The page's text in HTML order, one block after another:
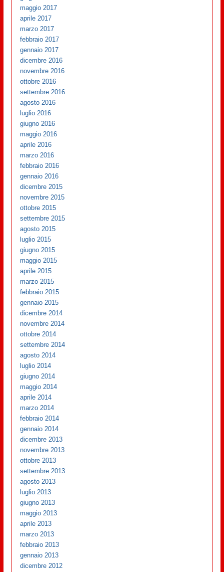
maggio 2017
aprile 2017
marzo 2017
febbraio 2017
gennaio 2017
dicembre 2016
novembre 2016
ottobre 2016
settembre 2016
agosto 2016
luglio 2016
giugno 2016
maggio 2016
aprile 2016
marzo 2016
febbraio 2016
gennaio 2016
dicembre 2015
novembre 2015
ottobre 2015
settembre 2015
agosto 2015
luglio 2015
giugno 2015
maggio 2015
aprile 2015
marzo 2015
febbraio 2015
gennaio 2015
dicembre 2014
novembre 2014
ottobre 2014
settembre 2014
agosto 2014
luglio 2014
giugno 2014
maggio 2014
aprile 2014
marzo 2014
febbraio 2014
gennaio 2014
dicembre 2013
novembre 2013
ottobre 2013
settembre 2013
agosto 2013
luglio 2013
giugno 2013
maggio 2013
aprile 2013
marzo 2013
febbraio 2013
gennaio 2013
dicembre 2012